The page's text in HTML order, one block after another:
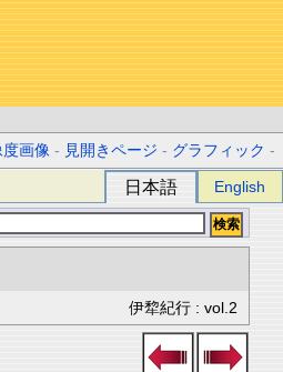
度画像 - 見開きページ - グラフィック -
日本語 English
伊犂紀行 : vol.2